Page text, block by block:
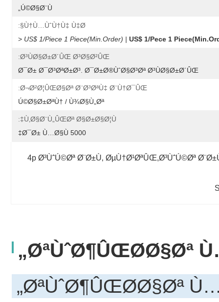
Ú©Ø§Ø¨Ù„
Ù†Ù…ÙˆÙ†Ù‡ Ù‡Ø§:
US$ 1/Piece 1 Piece(Min.Order) | US$ 1/Pece 1
<
Ø³ÙØ§Ø±Ø´ÛŒ Ø³Ø§Ø²ÛŒ:
Ø¯Ø± Ø¯Ø³ØªØ±Ø³. Ø¯Ø±Ø®ÙˆØ§Ø³Øª Ø³ÙØ§Ø±Ø´ÛŒ
Ø¬Ø²Ø¦ÛŒØ§Øª Ø¨Ø³ØªÙ‡ Ø¨Ù†Ø¯ÛŒ:
Ú©Ø§Ø±ØªÙ† / Ù¾Ø§Ù„Øª
Ù‚Ø§Ø¨Ù„ÛŒØª Ø§Ø±Ø§Ø¦Ù‡:
5000 Ø¯Ø± Ù…Ø§Ù‡
4p Ø³ÙˆÚ©Øª Ø¨Ø±Ù‚ ØµÙ†Ø¹ØªÛŒ,Ø³ÙˆÚ©Øª
ØªÙˆØ¶ÛŒØ­Ø§Øª
ØªÙˆØ¶ÛŒØ­Ø§Øª